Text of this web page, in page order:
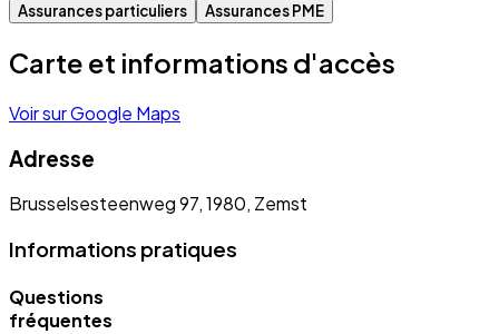
Assurances particuliers Assurances PME
Carte et informations d'accès
Voir sur Google Maps
Adresse
Brusselsesteenweg 97, 1980, Zemst
Informations pratiques
Questions
fréquentes